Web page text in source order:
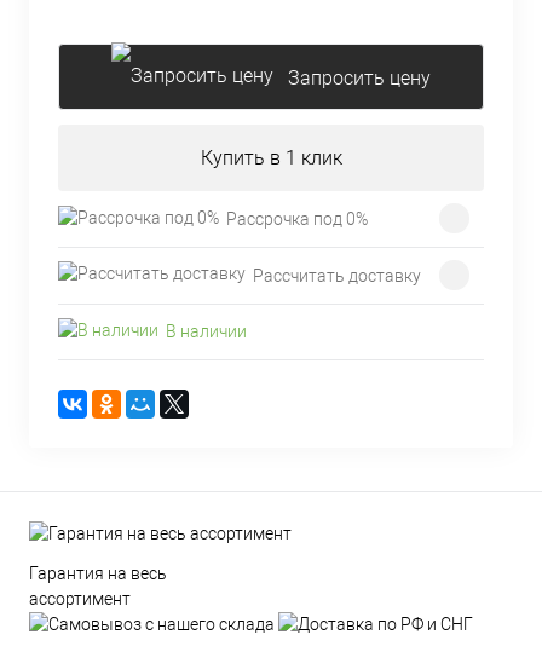
Запросить цену
Купить в 1 клик
Рассрочка под 0%
Рассчитать доставку
В наличии
Гарантия на весь
ассортимент